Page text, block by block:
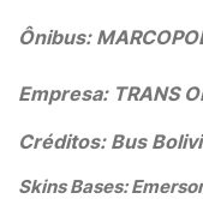
Ônibus:
Empresa: TRANS
Créditos: Bus
Skins Bases: